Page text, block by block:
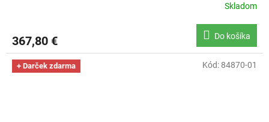
Skladom
367,80 € Do košíka
+ Darček zdarma Kód: 84870-01